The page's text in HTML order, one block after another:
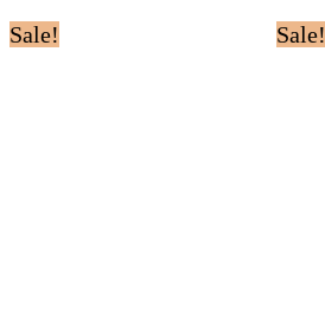
Sale! Sale!